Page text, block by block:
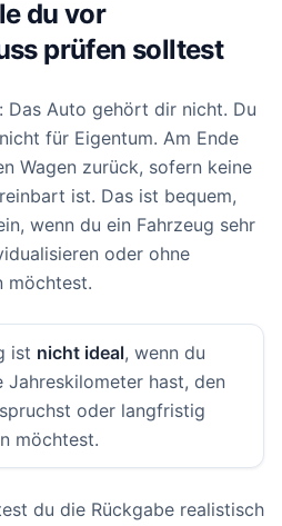
du vor
prüfen solltest
Das Auto gehört dir nicht. Du
für Eigentum. Am Ende
Wagen zurück, sofern keine
ist. Das ist bequem,
wenn du ein Fahrzeug sehr
oder ohne
möchtest.
ist nicht ideal, wenn du
Jahreskilometer hast, den
oder langfristig
möchtest.
du die Rückgabe realistisch